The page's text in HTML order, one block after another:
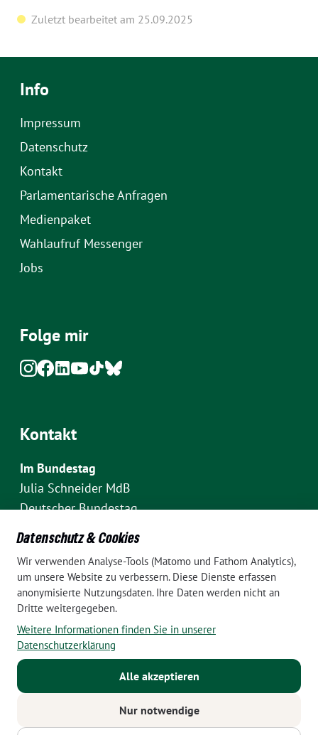
Zuletzt bearbeitet am 25.09.2025
Info
Impressum
Datenschutz
Kontakt
Parlamentarische Anfragen
Medienpaket
Wahlaufruf Messenger
Jobs
Folge mir
Kontakt
Im Bundestag
Julia Schneider MdB
Deutscher Bundestag
Fraktion Bündnis 90/Die Grünen
Platz der Republik 1
D-10111 Berlin
E-Mail: julia.schneider(at)bundestag.de
Telefon: +49 30 227 70907
Im Wahlkreis Pankow
Wahlkreisbüro Julia Schneider
10437 Berlin
E-Mail:julia.schneider(at)bundestag.de
Datenschutz & Cookies
Wir verwenden Analyse-Tools (Matomo und Fathom Analytics),
um unsere Website zu verbessern. Diese Dienste erfassen
anonymisierte Nutzungsdaten. Ihre Daten werden nicht an
Dritte weitergegeben.
Weitere Informationen finden Sie in unserer
Datenschutzerklärung
Alle akzeptieren
Nur notwendige